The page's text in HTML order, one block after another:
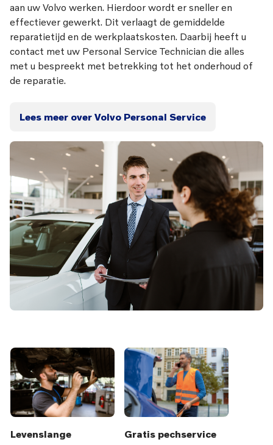
aan uw Volvo werken. Hierdoor wordt er sneller en
effectiever gewerkt. Dit verlaagt de gemiddelde
reparatietijd en de werkplaatskosten. Daarbij heeft u
contact met uw Personal Service Technician die alles
met u bespreekt met betrekking tot het onderhoud of
de reparatie.
Lees meer over Volvo Personal Service
Levenslange
Gratis pechservice